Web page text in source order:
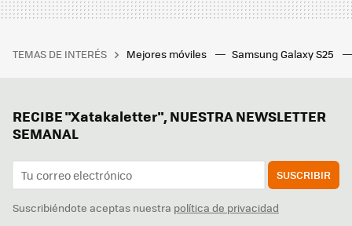
TEMAS DE INTERÉS Mejores móviles Samsung Galaxy S25
RECIBE "Xatakaletter", NUESTRA NEWSLETTER
SEMANAL
SUSCRIBIR
Suscribiéndote aceptas nuestra política de privacidad